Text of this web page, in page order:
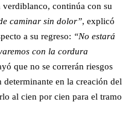
verdiblanco, continúa con su
caminar sin dolor”, explicó
a su regreso: “No estará
con la cordura
que no se correrán riesgos
en la creación del
al cien por cien para el tramo